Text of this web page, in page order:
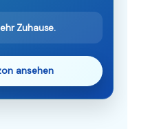
Zuhause.
ansehen